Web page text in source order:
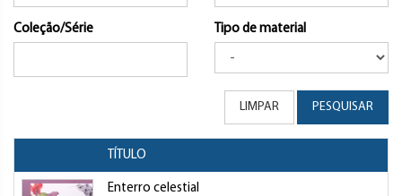
Coleção/Série Tipo de material
LIMPAR PESQUISAR
TÍTULO
Enterro celestial